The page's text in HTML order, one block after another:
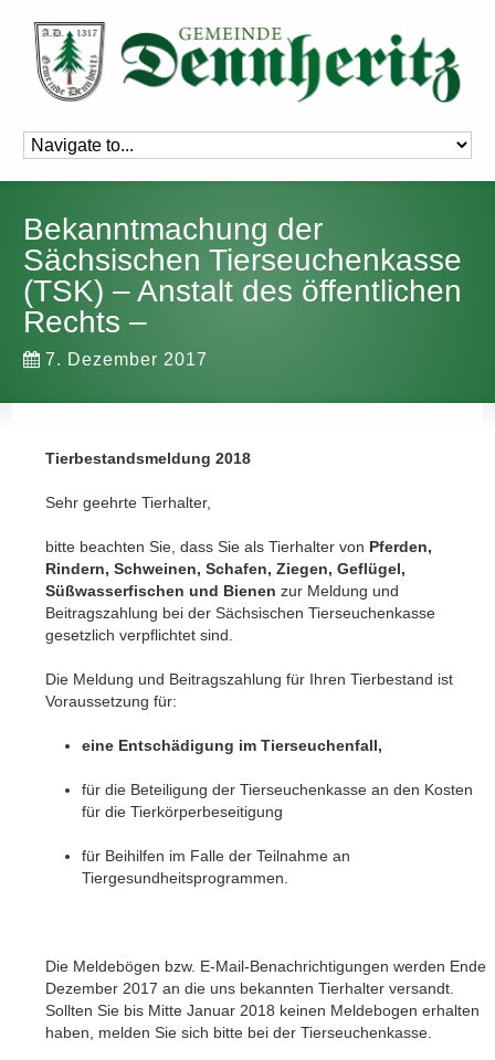
Bekanntmachung der
Sächsischen Tierseuchenkasse
(TSK) – Anstalt des öffentlichen
Rechts –
7. Dezember 2017
Tierbestandsmeldung 2018
Sehr geehrte Tierhalter,
bitte beachten Sie, dass Sie als Tierhalter von Pferden,
Rindern, Schweinen, Schafen, Ziegen, Geflügel,
Süßwasserfischen und Bienenzur Meldung und
Beitragszahlung bei der Sächsischen Tierseuchenkasse
gesetzlich verpflichtet sind.
Die Meldung und Beitragszahlung für Ihren Tierbestand ist
Voraussetzung für:
eine Entschädigung im Tierseuchenfall,
für die Beteiligung der Tierseuchenkasse an den Kosten
für die Tierkörperbeseitigung
für Beihilfen im Falle der Teilnahme an
Tiergesundheitsprogrammen.
Die Meldebögen bzw. E-Mail-Benachrichtigungen werden Ende
Dezember 2017 an die uns bekannten Tierhalter versandt.
Sollten Sie bis Mitte Januar 2018 keinen Meldebogen erhalten
haben, melden Sie sich bitte bei der Tierseuchenkasse.